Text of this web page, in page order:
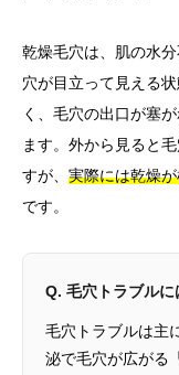
乾燥毛穴は、肌の水
穴が目立って見える
く、毛穴の出口が塞
ます。外から見ると
すが、 実際には乾燥
です。
Q. 毛穴トラブルに
毛穴トラブルは主
泌で毛穴が広がる